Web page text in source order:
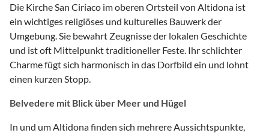
Die Kirche San Ciriaco im oberen Ortsteil von Altidona ist
ein wichtiges religiöses und kulturelles Bauwerk der
Umgebung. Sie bewahrt Zeugnisse der lokalen Geschichte
und ist oft Mittelpunkt traditioneller Feste. Ihr schlichter
Charme fügt sich harmonisch in das Dorfbild ein und lohnt
einen kurzen Stopp.
Belvedere mit Blick über Meer und Hügel
In und um Altidona finden sich mehrere Aussichtspunkte,